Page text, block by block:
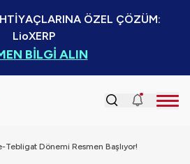
ÖZEL ÇÖZÜM:
LioXERP
BİLGİ ALIN
Tebligat Dönemi Resmen Başlıyor!